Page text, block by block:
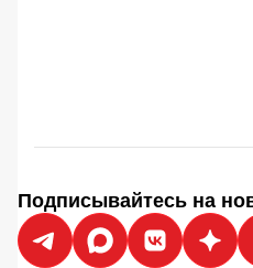
Подписывайтесь на